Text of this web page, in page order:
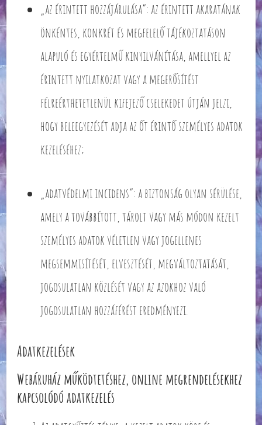
„az érintett hozzájárulása”: az érintett akaratának
önkéntes, konkrét és megfelelő tájékoztatáson
alapuló és egyértelmű kinyilvánítása, amellyel az
érintett nyilatkozat vagy a megerősítést
félreérthetetlenül kifejező cselekedet útján jelzi,
hogy beleegyezését adja az őt érintő személyes adatok
kezeléséhez;
„adatvédelmi incidens”: a biztonság olyan sérülése,
amely a továbbított, tárolt vagy más módon kezelt
személyes adatok véletlen vagy jogellenes
megsemmisítését, elvesztését, megváltoztatását,
jogosulatlan közlését vagy az azokhoz való
jogosulatlan hozzáférést eredményezi.
Adatkezelések
Webáruház működtetéshez, online megrendelésekhez
kapcsolódó adatkezelés